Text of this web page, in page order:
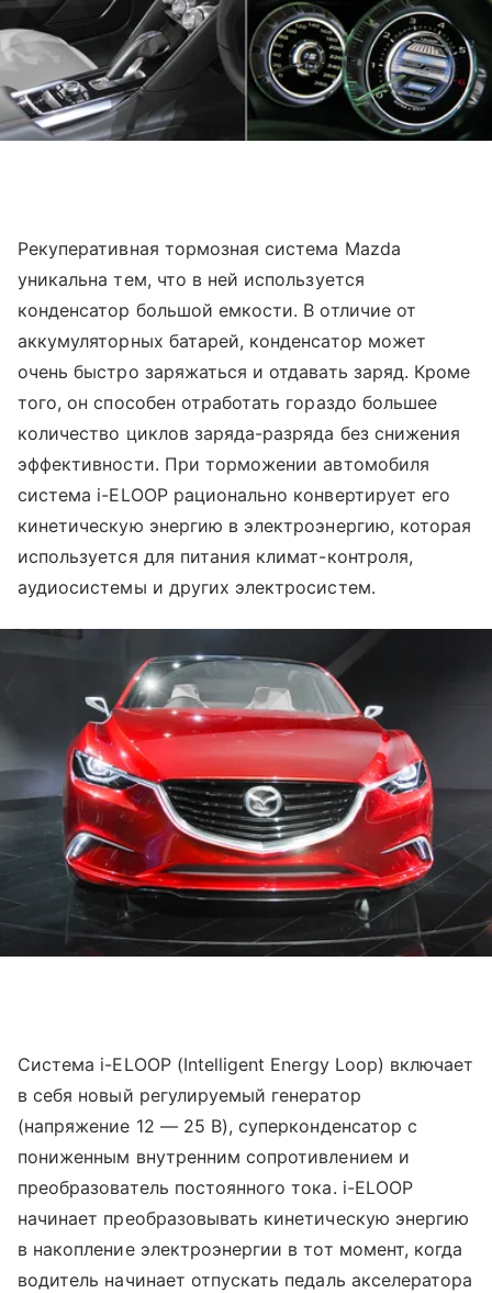
Рекуперативная тормозная система Mazda
уникальна тем, что в ней используется
конденсатор большой емкости. В отличие от
аккумуляторных батарей, конденсатор может
очень быстро заряжаться и отдавать заряд. Кроме
того, он способен отработать гораздо большее
количество циклов заряда-разряда без снижения
эффективности. При торможении автомобиля
система i-ELOOP рационально конвертирует его
кинетическую энергию в электроэнергию, которая
используется для питания климат-контроля,
аудиосистемы и других электросистем.
Система i-ELOOP (Intelligent Energy Loop) включает
в себя новый регулируемый генератор
(напряжение 12 — 25 В), суперконденсатор с
пониженным внутренним сопротивлением и
преобразователь постоянного тока. i-ELOOP
начинает преобразовывать кинетическую энергию
в накопление электроэнергии в тот момент, когда
водитель начинает отпускать педаль акселератора